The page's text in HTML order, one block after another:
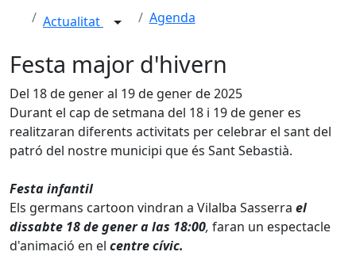
Actualitat Agenda
Festa major d'hivern
Del 18 de gener al 19 de gener de 2025
Durant el cap de setmana del 18 i 19 de gener es
realitzaran diferents activitats per celebrar el sant del
patró del nostre municipi que és Sant Sebastià.
Festa infantil
Els germans cartoon vindran a Vilalba Sasserra el
dissabte 18 de gener a las 18:00, faran un espectacle
d'animació en el centre cívic.